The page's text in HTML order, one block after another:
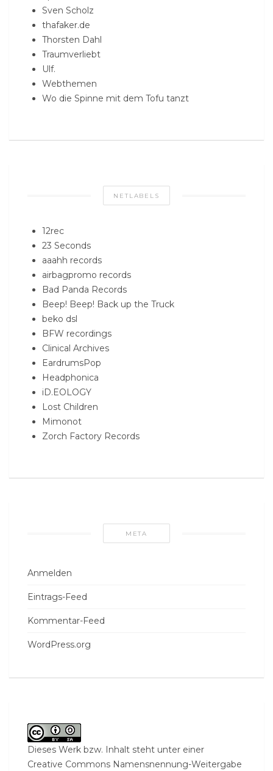
Sven Scholz
thafaker.de
Thorsten Dahl
Traumverliebt
Ulf.
Webthemen
Wo die Spinne mit dem Tofu tanzt
NETLABELS
12rec
23 Seconds
aaahh records
airbagpromo records
Bad Panda Records
Beep! Beep! Back up the Truck
beko dsl
BFW recordings
Clinical Archives
EardrumsPop
Headphonica
iD.EOLOGY
Lost Children
Mimonot
Zorch Factory Records
META
Anmelden
Eintrags-Feed
Kommentar-Feed
WordPress.org
Dieses Werk bzw. Inhalt steht unter einer
Creative Commons Namensnennung-Weitergabe